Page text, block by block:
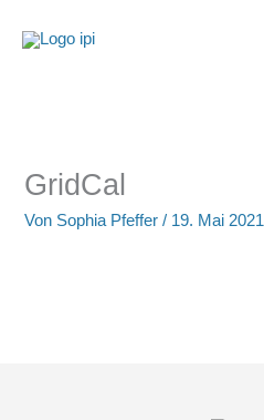
Inhalt
GridCal
Von Sophia Pfeffer/ 19. Mai 2021